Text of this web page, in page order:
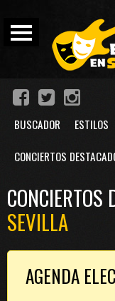
BUSCADOR ESTILOS
CONCIERTOS
CONCIERTOS
SEVILLA
AGENDA